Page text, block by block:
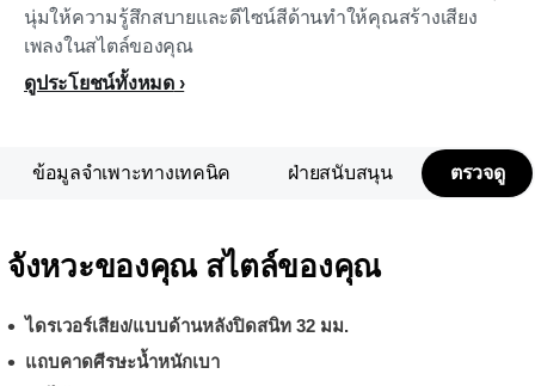
นุ่มให้ความรู้สึกสบายและดีไซน์สีด้านทำให้คุณสร้างเสียง
เพลงในสไตล์ของคุณ
ดูประโยชน์ทั้งหมด
ข้อมูลจำเพาะทางเทคนิค ฝ่ายสนับสนุน ตรวจดู
จังหวะของคุณ สไตล์ของคุณ
ไดรเวอร์เสียง/แบบด้านหลังปิดสนิท 32 มม.
แถบคาดศีรษะน้ำหนักเบา